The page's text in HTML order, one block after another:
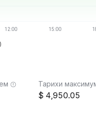
Тарихи
4,950.05